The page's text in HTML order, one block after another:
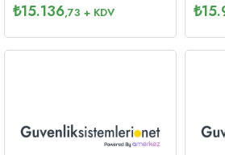
₺15.136,73 + KDV ₺